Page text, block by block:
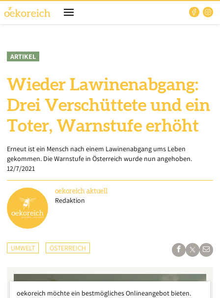
ARTIKEL
Wieder Lawinenabgang:
Drei Verschüttete und ein
Toter, Warnstufe erhöht
Erneut ist ein Mensch nach einem Lawinenabgang ums Leben
gekommen. Die Warnstufe in Österreich wurde nun angehoben.
12/7/2021
oekoreich aktuell
Redaktion
UMWELT ÖSTERREICH
oekoreich möchte ein bestmögliches Onlineangebot bieten.